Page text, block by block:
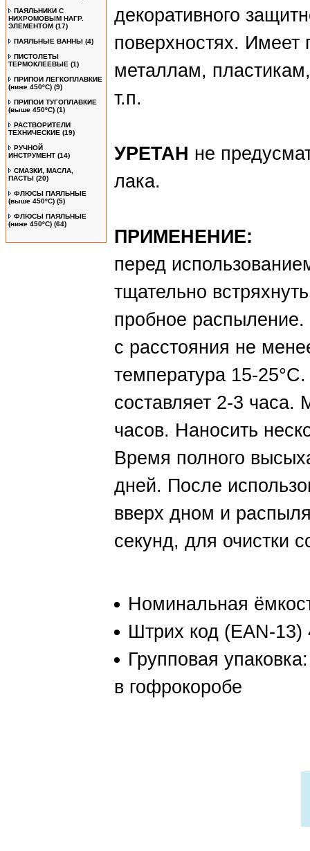
ПАЯЛЬНИКИ С
НИХРОМОВЫМ НАГР.
ЭЛЕМЕНТОМ (17)
ПАЯЛЬНЫЕ ВАННЫ (4)
ПИСТОЛЕТЫ
ТЕРМОКЛЕЕВЫЕ (1)
ПРИПОИ ЛЕГКОПЛАВКИЕ
(ниже 450ºС) (9)
ПРИПОИ ТУГОПЛАВКИЕ
(выше 450ºС) (1)
РАСТВОРИТЕЛИ
ТЕХНИЧЕСКИЕ (19)
РУЧНОЙ
ИНСТРУМЕНТ (14)
СМАЗКИ, МАСЛА,
ПАСТЫ (20)
ФЛЮСЫ ПАЯЛЬНЫЕ
(выше 450ºC) (5)
ФЛЮСЫ ПАЯЛЬНЫЕ
(ниже 450ºC) (64)
декоративного
поверхностях. Имеет
металлам,
т.п.
УРЕТАН не
лака.
ПРИМЕНЕНИЕ:
перед
тщательно
пробное распыление.
с расстояния не
температура 15-
составляет 2-3
часов. Наносить
Время полного
дней. После
вверх дном и
секунд, для очистки
Номинальная
Штрих код (EAN-13)
Групповая
в гофрокоробе